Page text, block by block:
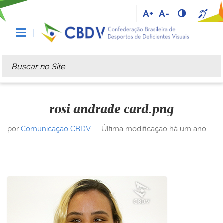
A+ A-
Busca
Busca Avançada…
rosi andrade card.png
por Comunicação CBDV— Última modificação há um ano